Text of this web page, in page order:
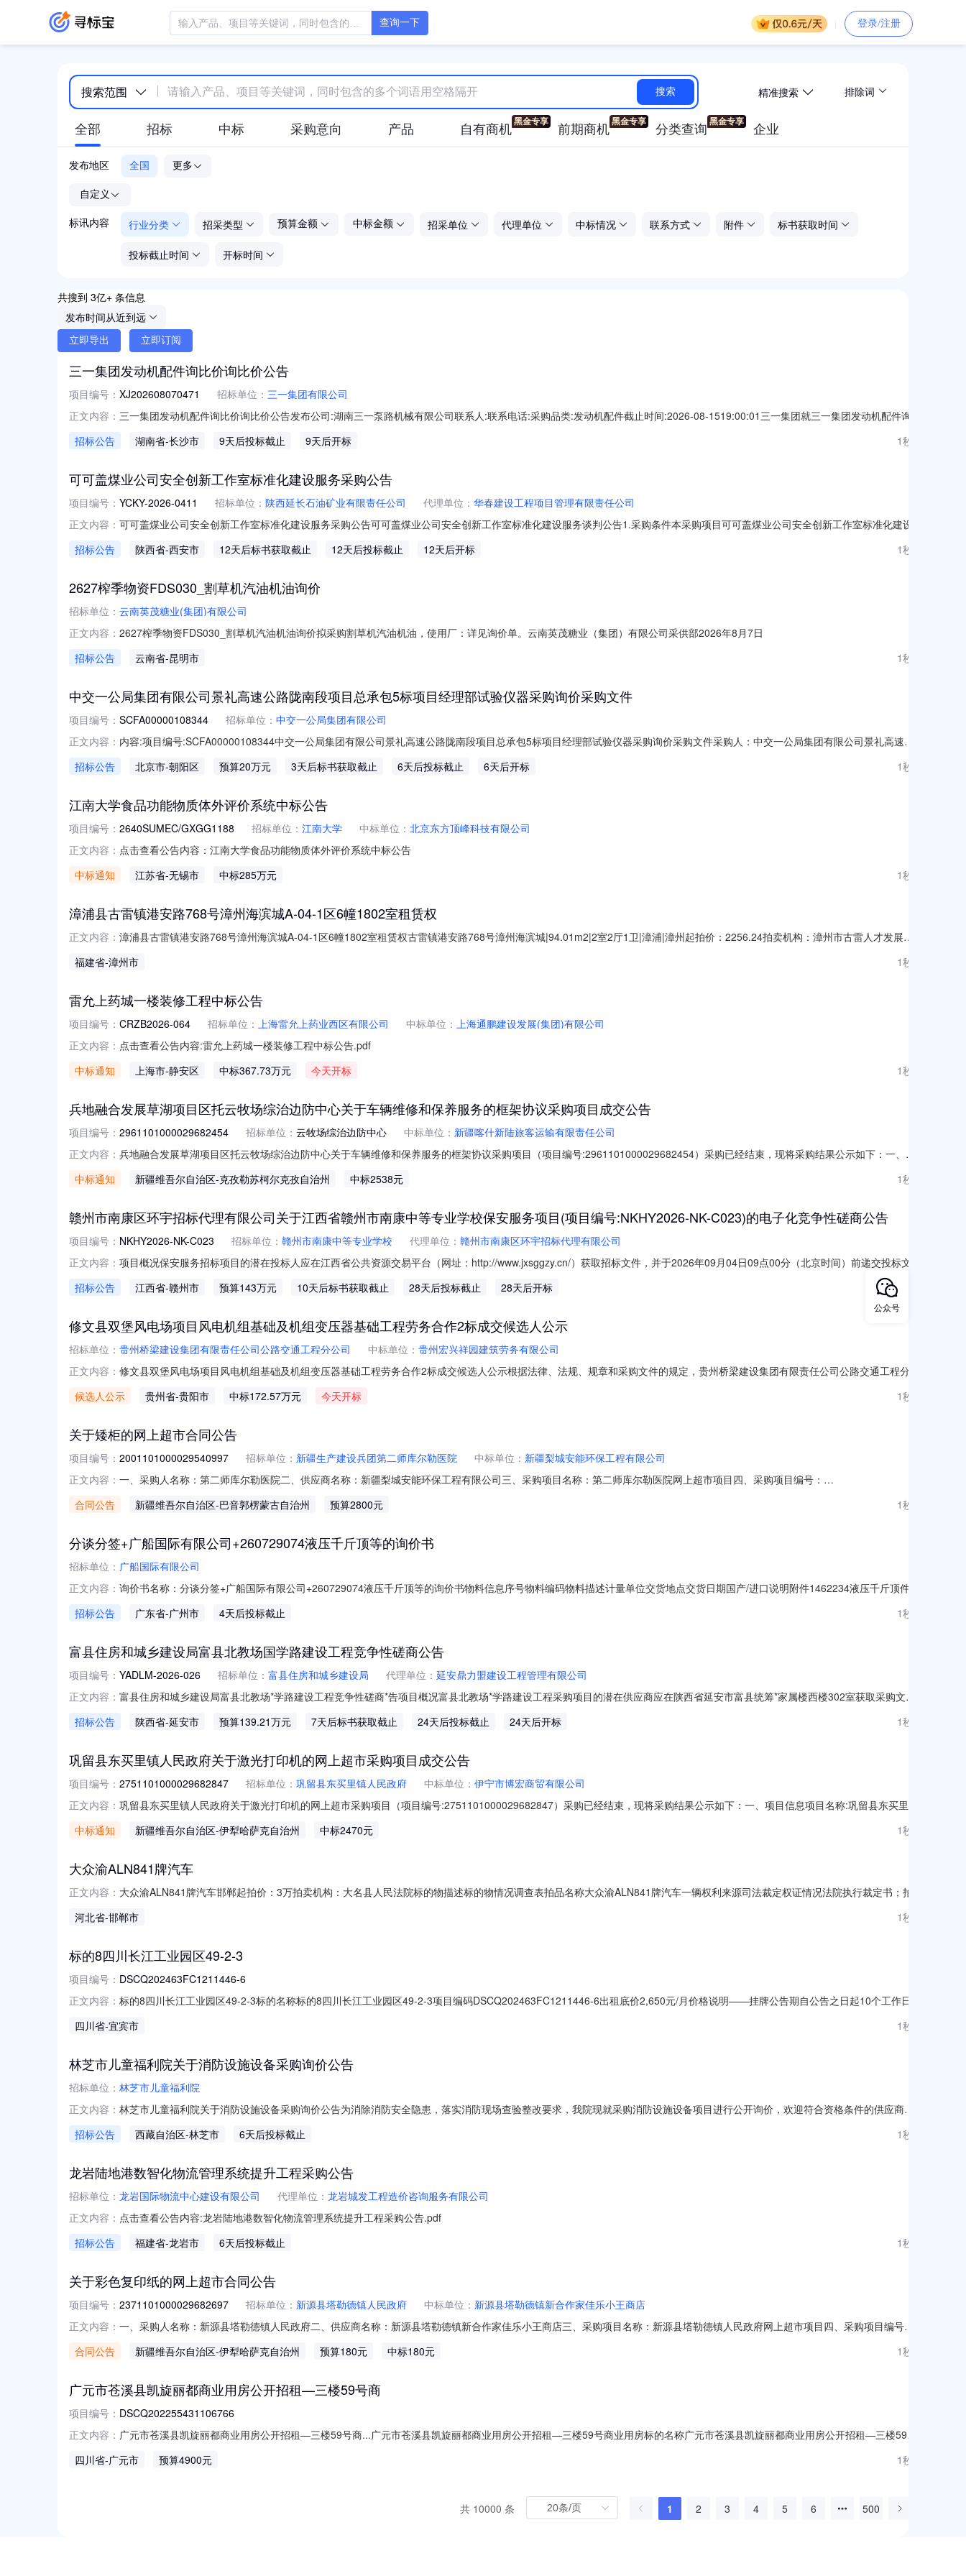
查询一下 登录/注册
搜索范围 搜索 精准搜索 排除词
全部 招标 中标 采购意向 产品 自有商机 前期商机 分类查询 企业
发布地区 全国 更多
自定义
标讯内容 行业分类 招采类型 预算金额 中标金额 招采单位 代理单位 中标情况 联系方式 附件 标书获取时间
投标截止时间 开标时间
共搜到 3亿+ 条信息
发布时间从近到远
立即导出 立即订阅
三一集团发动机配件询比价询比价公告
项目编号： XJ202608070471 招标单位： 三一集团有限公司
正文内容： 三一集团发动机配件询比价询比价公告发布公司:湖南三一泵路机械有限公司联系人:联系电话:采购品类:发动机配件截止时间:2026-08-1519:00:01三一集团就三一集团发动机配件询比
格要求：1、投标单位必须对投标的物料技术要求全部进行确认后才能参加。2、投标单位不得给他人借、卖或挂靠资质，如有此种情况，经查证核实后，立即取消其投标资格，并纳
招标公告 湖南省-长沙市 9天后投标截止 9天后开标 1秒前
可可盖煤业公司安全创新工作室标准化建设服务采购公告
项目编号： YCKY-2026-0411 招标单位： 陕西延长石油矿业有限责任公司 代理单位： 华春建设工程项目管理有限责任公司
正文内容： 可可盖煤业公司安全创新工作室标准化建设服务采购公告可可盖煤业公司安全创新工作室标准化建设服务谈判公告1.采购条件本采购项目可可盖煤业公司安全创新工作室标准化建设服
求2.1采购范围：本项目为可可盖煤业安全创新工作室标准化建设项目，选址于公司联建楼一楼，建设面积216.55m。项目围绕企业安全创新、安全宣教、成果展示需求，统筹开展空
招标公告 陕西省-西安市 12天后标书获取截止 12天后投标截止 12天后开标 1秒前
2627榨季物资FDS030_割草机汽油机油询价
招标单位： 云南英茂糖业(集团)有限公司
正文内容： 2627榨季物资FDS030_割草机汽油机油询价拟采购割草机汽油机油，使用厂：详见询价单。云南英茂糖业（集团）有限公司采供部2026年8月7日
招标公告
云南省-昆明市 1秒前
中交一公局集团有限公司景礼高速公路陇南段项目总承包5标项目经理部试验仪器采购询价采购文件
项目编号： SCFA00000108344 招标单位： 中交一公局集团有限公司
正文内容： 内容:项目编号:SCFA00000108344中交一公局集团有限公司景礼高速公路陇南段项目总承包5标项目经理部试验仪器采购询价采购文件采购人：中交一公局集团有限公司景礼高速公
本次采购活动。一、采购需求选取中交一公局集团有限公司景礼高速公路陇南段项目总承包5标项目经理部试验仪器采购单位1家，包括试验仪器采购工作，完成相关试验仪器采购经
招标公告 北京市-朝阳区 预算20万元 3天后标书获取截止 6天后投标截止 6天后开标 1秒前
江南大学食品功能物质体外评价系统中标公告
项目编号： 2640SUMEC/GXGG1188 招标单位： 江南大学 中标单位： 北京东方顶峰科技有限公司
正文内容： 点击查看公告内容：江南大学食品功能物质体外评价系统中标公告
中标通知
江苏省-无锡市 中标285万元 1秒前
漳浦县古雷镇港安路768号漳州海滨城A-04-1区6幢1802室租赁权
正文内容： 漳浦县古雷镇港安路768号漳州海滨城A-04-1区6幢1802室租赁权古雷镇港安路768号漳州海滨城|94.01m2|2室2厅1卫|漳浦|漳州起拍价：2256.24拍卖机构：漳州市古雷人才发展有
类型新房装修程度精装修标的物描述漳浦县古雷镇港安路768号漳州海滨城A-04-1区6幢1802室，总建筑面积约94.01㎡，目前为空置状态。
福建省-漳州市 1秒前
雷允上药城一楼装修工程中标公告
项目编号： CRZB2026-064 招标单位： 上海雷允上药业西区有限公司 中标单位： 上海通鹏建设发展(集团)有限公司
正文内容： 点击查看公告内容:雷允上药城一楼装修工程中标公告.pdf
中标通知
上海市-静安区 中标367.73万元 今天开标 1秒前
兵地融合发展草湖项目区托云牧场综治边防中心关于车辆维修和保养服务的框架协议采购项目成交公告
项目编号： 2961101000029682454 招标单位： 云牧场综治边防中心 中标单位： 新疆喀什新陆旅客运输有限责任公司
正文内容： 兵地融合发展草湖项目区托云牧场综治边防中心关于车辆维修和保养服务的框架协议采购项目（项目编号:2961101000029682454）采购已经结束，现将采购结果公示如下：一、项
话:/采购计划文号:采购计划金额（元）:预算总额（元）:项目所在行政区划编码:665506项目所在行政区划名称:托云牧场报价起止时间:-二、采购单位信息采购单位名称
中标通知 新疆维吾尔自治区-克孜勒苏柯尔克孜自治州 中标2538元 1秒前
赣州市南康区环宇招标代理有限公司关于江西省赣州市南康中等专业学校保安服务项目(项目编号:NKHY2026-NK-C023)的电子化竞争性磋商公告
项目编号： NKHY2026-NK-C023 招标单位： 赣州市南康中等专业学校 代理单位： 赣州市南康区环宇招标代理有限公司
正文内容： 项目概况保安服务招标项目的潜在投标人应在江西省公共资源交易平台（网址：http://www.jxsggzy.cn/）获取招标文件，并于2026年09月04日09点00分（北京时间）前递交投标文
件。一、项目基本情况项目编号：NKHY2026-NK-C023项目名称：保安服务采购方式：竞争性磋商预算金额：1430000.00元最高限价：1357800.00元采购需求：采购条目编号采购
条目名称采购品目数量单位采购预算(人民币)技术需求或服务要求康采购2026F000218833保安服务保安服务1项1430000.00元详
招标公告 江西省-赣州市 预算143万元 10天后标书获取截止 28天后投标截止 28天后开标 1秒前
修文县双堡风电场项目风电机组基础及机组变压器基础工程劳务合作2标成交候选人公示
招标单位： 贵州桥梁建设集团有限责任公司公路交通工程分公司 中标单位： 贵州宏兴祥园建筑劳务有限公司
正文内容： 修文县双堡风电场项目风电机组基础及机组变压器基础工程劳务合作2标成交候选人公示根据法律、法规、规章和采购文件的规定，贵州桥梁建设集团有限责任公司公路交通工程分公
评审小组出具的评审报告，现公示下列内容：序号供应商报价金额（元）综合评分备注1贵州宏兴祥园建筑劳务有限公司1725661.4094.56第一成交候选人2贵州艺盛佳劳务工程有限
候选人公示 贵州省-贵阳市 中标172.57万元 今天开标 1秒前
关于矮柜的网上超市合同公告
项目编号： 2001101000029540997 招标单位： 新疆生产建设兵团第二师库尔勒医院 中标单位： 新疆梨城安能环保工程有限公司
正文内容： 一、采购人名称：第二师库尔勒医院二、供应商名称：新疆梨城安能环保工程有限公司三、采购项目名称：第二师库尔勒医院网上超市项目四、采购项目编号：
柜奈高钢制台2.00386077203中伟办公桌其它桌.办公桌中伟中伟办公桌张7.0078054604无型号其它椅子无品牌无型号把10.0028028005无品牌-无型号
合同公告 新疆维吾尔自治区-巴音郭楞蒙古自治州 预算2800元 1秒前
分谈分签+广船国际有限公司+260729074液压千斤顶等的询价书
招标单位： 广船国际有限公司
正文内容： 询价书名称：分谈分签+广船国际有限公司+260729074液压千斤顶等的询价书物料信息序号物料编码物料描述计量单位交货地点交货日期国产/进口说明附件1462234液压千斤顶件
（附加费包括运费、包装费、服务费、其他费用）：包含在物料价格中报价有效期：2026-08-31是否指定报价币种：指定报价币种：人民币承运方式：结算方式
招标公告 广东省-广州市 4天后投标截止 1秒前
富县住房和城乡建设局富县北教场国学路建设工程竞争性磋商公告
项目编号： YADLM-2026-026 招标单位： 富县住房和城乡建设局 代理单位： 延安鼎力盟建设工程管理有限公司
正文内容： 富县住房和城乡建设局富县北教场*学路建设工程竞争性磋商*告项目概况富县北教场*学路建设工程采购项目的潜在供应商应在陕西省延安市富县统筹*家属楼西楼302室获取采购文
金额：1,392,172.78元采购需求：合同包1(富县北教场*学路建设工程):合同包预算金额：1,392,172.78元合同包最高限价：1,392,172.78元品目号品目
招标公告 陕西省-延安市 预算139.21万元 7天后标书获取截止 24天后投标截止 24天后开标 1秒前
巩留县东买里镇人民政府关于激光打印机的网上超市采购项目成交公告
项目编号： 2751101000029682847 招标单位： 巩留县东买里镇人民政府 中标单位： 伊宁市博宏商贸有限公司
正文内容： 巩留县东买里镇人民政府关于激光打印机的网上超市采购项目（项目编号:2751101000029682847）采购已经结束，现将采购结果公示如下：一、项目信息项目名称:巩留县东买里镇
在行政区划编码:654024项目所在行政区划名称:新疆维吾尔自治区伊犁哈萨克自治州巩留县报价起止时间:-二、采购单位信息采购单位名称:巩留县东买里镇人
中标通知 新疆维吾尔自治区-伊犁哈萨克自治州 中标2470元 1秒前
大众渝ALN841牌汽车
正文内容： 大众渝ALN841牌汽车邯郸起拍价：3万拍卖机构：大名县人民法院标的物描述标的物情况调查表拍品名称大众渝ALN841牌汽车一辆权利来源司法裁定权证情况法院执行裁定书；拍品
知书》。拍品介绍：大众渝ALN841牌汽车一辆，具体以实物为准；缴纳尾款后及时提车。相关附件下载：1928报告.pdf
河北省-邯郸市 1秒前
标的8四川长江工业园区49-2-3
项目编号： DSCQ202463FC1211446-6
正文内容： 标的8四川长江工业园区49-2-3标的名称标的8四川长江工业园区49-2-3项目编码DSCQ202463FC1211446-6出租底价2,650元/月价格说明——挂牌公告期自公告之日起10个工作日挂
合楼7处商业综合体，双谊食品工业园综合楼位于宜宾市翠屏区双谊镇南部，距离宜宾五粮液机场约4公里，国道G247横穿其东侧，地理位置优越，交通便利
四川省-宜宾市 1秒前
林芝市儿童福利院关于消防设施设备采购询价公告
招标单位： 林芝市儿童福利院
正文内容： 林芝市儿童福利院关于消防设施设备采购询价公告为消除消防安全隐患，落实消防现场查验整改要求，我院现就采购消防设施设备项目进行公开询价，欢迎符合资格条件的供应商前
灯具、疏散指示标志、消防永久性标识标牌等；（2）消防改造施工：防火门加装、消防通讯及广播线路维修、火灾报警系统联动程序调试、灯具规范安装、配套辅材、运输、安装、
招标公告 西藏自治区-林芝市 6天后投标截止 1秒前
龙岩陆地港数智化物流管理系统提升工程采购公告
招标单位： 龙岩国际物流中心建设有限公司 代理单位： 龙岩城发工程造价咨询服务有限公司
正文内容： 点击查看公告内容:龙岩陆地港数智化物流管理系统提升工程采购公告.pdf
招标公告
福建省-龙岩市 6天后投标截止 1秒前
关于彩色复印纸的网上超市合同公告
项目编号： 2371101000029682697 招标单位： 新源县塔勒德镇人民政府 中标单位： 新源县塔勒德镇新合作家佳乐小王商店
正文内容： 一、采购人名称：新源县塔勒德镇人民政府二、供应商名称：新源县塔勒德镇新合作家佳乐小王商店三、采购项目名称：新源县塔勒德镇人民政府网上超市项目四、采购项目编号：
章/TANGOA4/80g包10.0018180服务要求或标的基本概况：七、其它事项：无八、联系方式1、采购人名称：新源县塔勒德镇人民政府联系人：朱磊联系电话：1813
合同公告 新疆维吾尔自治区-伊犁哈萨克自治州 预算180元 中标180元 1秒前
广元市苍溪县凯旋丽都商业用房公开招租—三楼59号商
项目编号： DSCQ202255431106766
正文内容： 广元市苍溪县凯旋丽都商业用房公开招租—三楼59号商...广元市苍溪县凯旋丽都商业用房公开招租—三楼59号商业用房标的名称广元市苍溪县凯旋丽都商业用房公开招租—三楼59号
2026-08-14是否允许联合承租否是否涉及优先权不涉及标的基本信息资产包简介该项目采取动态报价方式，限时报价期为公告期，延时报价期开始时间为公告截止日当日17:
四川省-广元市 预算4900元 1秒前
共 10000 条 1 2 3 4 5 6 500
公众号